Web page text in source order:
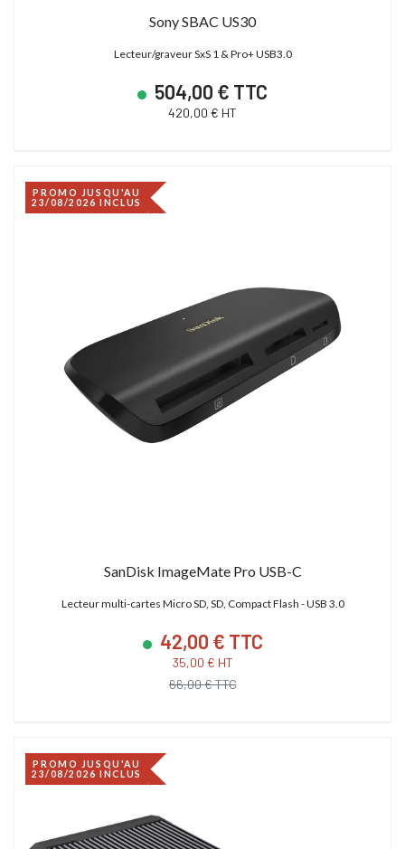
Sony SBAC US30
Lecteur/graveur SxS 1 & Pro+ USB3.0
504,00 € TTC
420,00 € HT
PROMO JUSQU'AU
23/08/2026 INCLUS
SanDisk ImageMate Pro USB-C
Lecteur multi-cartes Micro SD, SD, Compact Flash - USB 3.0
42,00 € TTC
35,00 € HT
66,00 € TTC
PROMO JUSQU'AU
23/08/2026 INCLUS